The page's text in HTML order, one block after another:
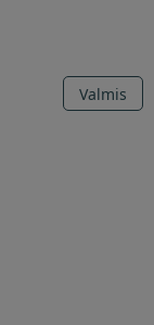
Valmis